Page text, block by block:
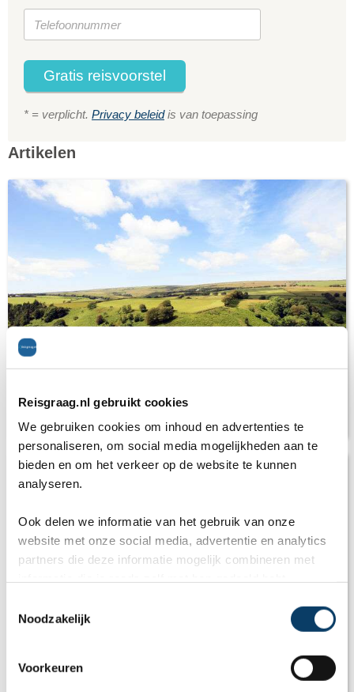
Reisgraag.nl gebruikt cookies
We gebruiken cookies om inhoud en advertenties te
personaliseren, om social media mogelijkheden aan te
bieden en om het verkeer op de website te kunnen
analyseren.
Ook delen we informatie van het gebruik van onze
website met onze social media, advertentie en analytics
partners die deze informatie mogelijk combineren met
Noodzakelijk
Voorkeuren
Gratis reisvoorstel
* = verplicht. Privacy beleidis van toepassing
Artikelen
Klimaat Engeland